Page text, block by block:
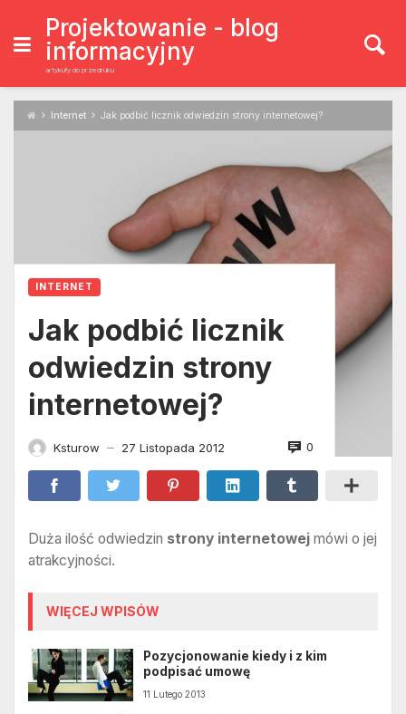
content
Projektowanie - blog
informacyjny
artykuły do przedruku
Internet Jak podbić licznik odwiedzin strony internetowej?
INTERNET
Jak podbić licznik
odwiedzin strony
internetowej?
Ksturow — 27 Listopada 2012 0
Duża ilość odwiedzin strony internetowej mówi o jej
atrakcyjności.
WIĘCEJ WPISÓW
Pozycjonowanie kiedy i z kim
podpisać umowę
11 Lutego 2013